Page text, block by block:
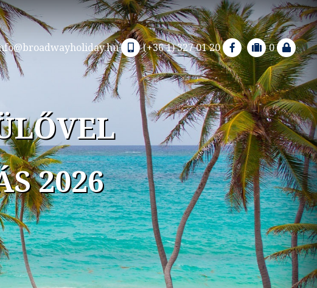
(+36 1) 327 01 20 0